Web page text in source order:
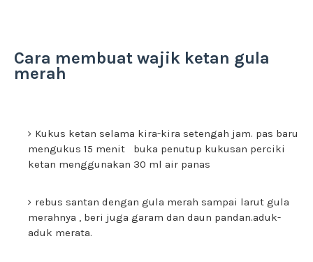
Cara membuat wajik ketan gula
merah
Kukus ketan selama kira-kira setengah jam. pas baru
mengukus 15 menit buka penutup kukusan perciki
ketan menggunakan 30 ml air panas
rebus santan dengan gula merah sampai larut gula
merahnya , beri juga garam dan daun pandan.aduk-
aduk merata.